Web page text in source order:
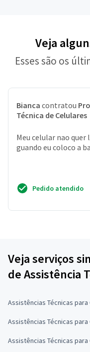
Veja
Esses são os
Bianca contratou
Técnica de Celulares
Meu celular nao quer
guando eu coloco a
Pedido atendido
Veja serviços
de Assistência
Assistências Técnicas
Assistências Técnicas
Assistências Técnicas